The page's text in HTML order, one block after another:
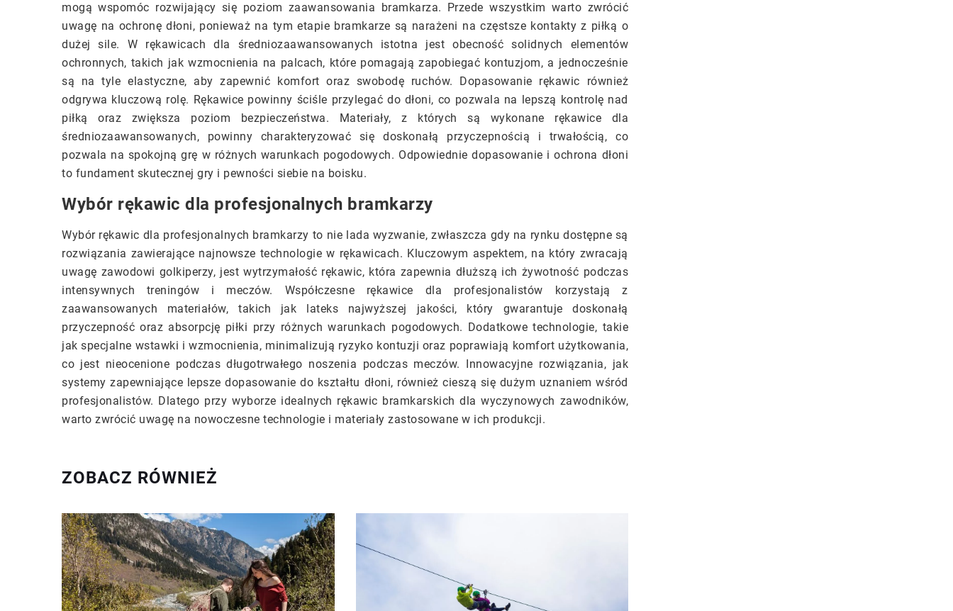
mogą wspomóc rozwijający się poziom zaawansowania bramkarza. Przede wszystkim warto zwrócić
uwagę na ochronę dłoni, ponieważ na tym etapie bramkarze są narażeni na częstsze kontakty z piłką o
dużej sile. W rękawicach dla średniozaawansowanych istotna jest obecność solidnych elementów
ochronnych, takich jak wzmocnienia na palcach, które pomagają zapobiegać kontuzjom, a jednocześnie
są na tyle elastyczne, aby zapewnić komfort oraz swobodę ruchów. Dopasowanie rękawic również
odgrywa kluczową rolę. Rękawice powinny ściśle przylegać do dłoni, co pozwala na lepszą kontrolę nad
piłką oraz zwiększa poziom bezpieczeństwa. Materiały, z których są wykonane rękawice dla
średniozaawansowanych, powinny charakteryzować się doskonałą przyczepnością i trwałością, co
pozwala na spokojną grę w różnych warunkach pogodowych. Odpowiednie dopasowanie i ochrona dłoni
to fundament skutecznej gry i pewności siebie na boisku.
Wybór rękawic dla profesjonalnych bramkarzy
Wybór rękawic dla profesjonalnych bramkarzy to nie lada wyzwanie, zwłaszcza gdy na rynku dostępne są
rozwiązania zawierające najnowsze technologie w rękawicach. Kluczowym aspektem, na który zwracają
uwagę zawodowi golkiperzy, jest wytrzymałość rękawic, która zapewnia dłuższą ich żywotność podczas
intensywnych treningów i meczów. Współczesne rękawice dla profesjonalistów korzystają z
zaawansowanych materiałów, takich jak lateks najwyższej jakości, który gwarantuje doskonałą
przyczepność oraz absorpcję piłki przy różnych warunkach pogodowych. Dodatkowe technologie, takie
jak specjalne wstawki i wzmocnienia, minimalizują ryzyko kontuzji oraz poprawiają komfort użytkowania,
co jest nieocenione podczas długotrwałego noszenia podczas meczów. Innowacyjne rozwiązania, jak
systemy zapewniające lepsze dopasowanie do kształtu dłoni, również cieszą się dużym uznaniem wśród
profesjonalistów. Dlatego przy wyborze idealnych rękawic bramkarskich dla wyczynowych zawodników,
warto zwrócić uwagę na nowoczesne technologie i materiały zastosowane w ich produkcji.
ZOBACZ RÓWNIEŻ